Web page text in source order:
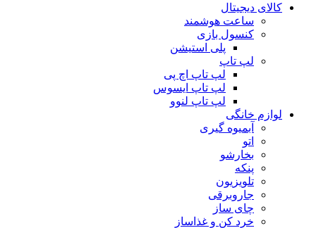
کالای دیجیتال
ساعت هوشمند
کنسول بازی
پلی استیشن
لپ تاپ
لپ تاپ اچ پی
لپ تاپ ایسوس
لپ تاپ لنوو
لوازم خانگی
آبمیوه گیری
اتو
بخارشو
پنکه
تلویزیون
جاروبرقی
چای ساز
خرد کن و غذاساز